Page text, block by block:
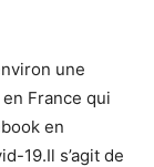
une
France qui
en
19.Il s’agit de